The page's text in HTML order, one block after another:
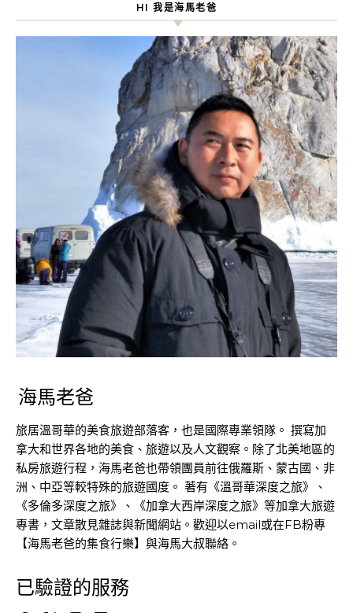
HI 我是海馬老爸
海馬老爸
旅居溫哥華的美食旅遊部落客，也是國際專業領隊。 撰寫加
拿大和世界各地的美食、旅遊以及人文觀察。除了北美地區的
私房旅遊行程，海馬老爸也帶領團員前往俄羅斯、蒙古國、非
洲、中亞等較特殊的旅遊國度。 著有《溫哥華深度之旅》、
《多倫多深度之旅》、《加拿大西岸深度之旅》等加拿大旅遊
專書，文章散見雜誌與新聞網站。歡迎以email或在FB粉專
【海馬老爸的集食行樂】與海馬大叔聯絡。
已驗證的服務